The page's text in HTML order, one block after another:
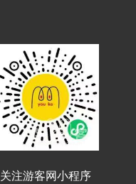
关注游客网小程序